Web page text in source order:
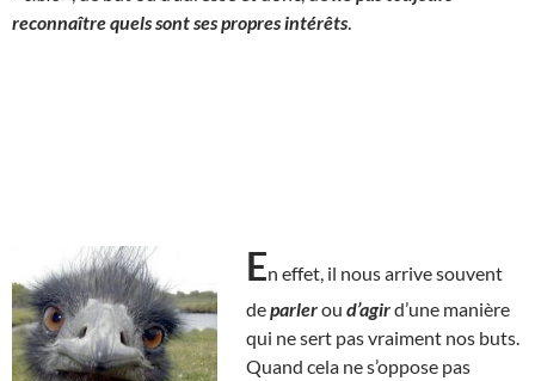
reconnaître quels sont ses propres intérêts
En effet, il nous arrive souvent
deparlerou d’agird’une manière
qui ne sert pas vraiment nos buts.
Quand cela ne s’oppose pas